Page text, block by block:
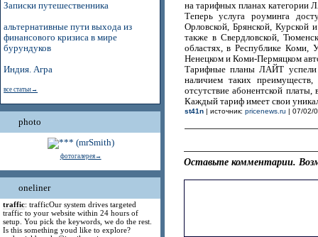
Записки путешественника
альтернативные пути выхода из
финансового кризиса в мире
бурундуков
Индия. Агра
все статьи→
photo
фотогалерея→
oneliner
traffic: trafficOur system drives targeted
traffic to your website within 24 hours of
setup. You pick the keywords, we do the rest.
Is this something youd like to explore?
на тарифных планах категории
Теперь услуга роуминга
Орловской, Брянской, Курской
также в Свердловской,
областях, в Республике Коми,
Ненецком и Коми-Пермяцком
Тарифные планы ЛАЙТ успели
наличием таких
отсутствие абонентской
Каждый тариф имеет свои
st41n| источник: pricenews.ru | 07/02/
Оставьте комментарии.